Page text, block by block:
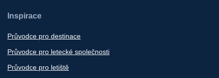
Inspirace
Průvodce pro destinace
Průvodce pro letecké společnosti
Průvodce pro letiště